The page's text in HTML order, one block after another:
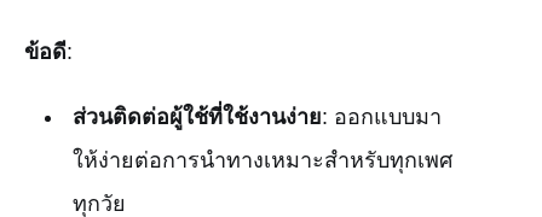
ข้อดี:
ส่วนติดต่อผู้ใช้ที่ใช้งานง่าย: ออกแบบมา
ให้ง่ายต่อการนำทางเหมาะสำหรับทุกเพศ
ทุกวัย